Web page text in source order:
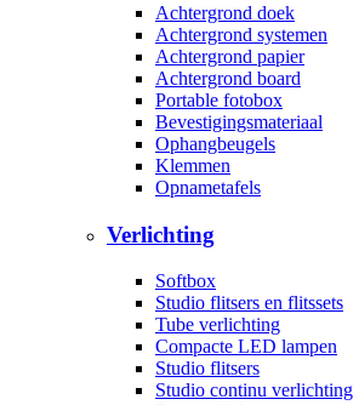
Achtergrond doek
Achtergrond systemen
Achtergrond papier
Achtergrond board
Portable fotobox
Bevestigingsmateriaal
Ophangbeugels
Klemmen
Opnametafels
Verlichting
Softbox
Studio flitsers en flitssets
Tube verlichting
Compacte LED lampen
Studio flitsers
Studio continu verlichting